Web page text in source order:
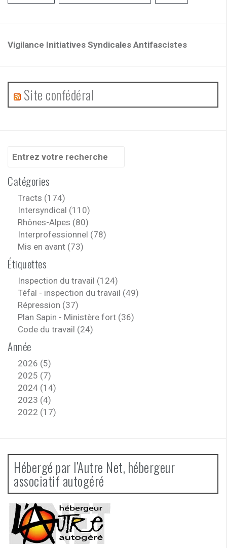
Vigilance Initiatives Syndicales Antifascistes
Site confédéral
Recherche
:Catégories
Tracts (174)
Intersyndical (110)
Rhônes-Alpes (80)
Interprofessionnel (78)
Mis en avant (73)
Étiquettes
Inspection du travail (124)
Téfal - inspection du travail (49)
Répression (37)
Plan Sapin - Ministère fort (36)
Code du travail (24)
Année
2026 (5)
2025 (7)
2024 (14)
2023 (4)
2022 (17)
Hébergé par l’Autre Net, hébergeur
associatif autogéré